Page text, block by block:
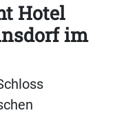
Hotel
im